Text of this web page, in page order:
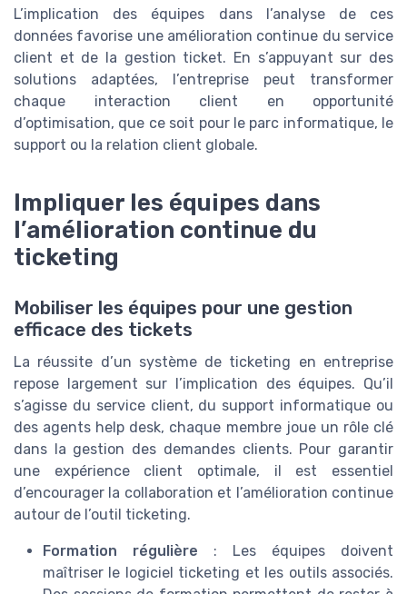
L’implication des équipes dans l’analyse de ces
données favorise une amélioration continue du service
client et de la gestion ticket. En s’appuyant sur des
solutions adaptées, l’entreprise peut transformer
chaque interaction client en opportunité
d’optimisation, que ce soit pour le parc informatique, le
support ou la relation client globale.
Impliquer les équipes dans
l’amélioration continue du
ticketing
Mobiliser les équipes pour une gestion
efficace des tickets
La réussite d’un système de ticketing en entreprise
repose largement sur l’implication des équipes. Qu’il
s’agisse du service client, du support informatique ou
des agents help desk, chaque membre joue un rôle clé
dans la gestion des demandes clients. Pour garantir
une expérience client optimale, il est essentiel
d’encourager la collaboration et l’amélioration continue
autour de l’outil ticketing.
Formation régulière : Les équipes doivent
maîtriser le logiciel ticketing et les outils associés.